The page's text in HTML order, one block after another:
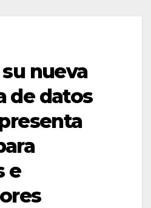
su nueva
de datos
e